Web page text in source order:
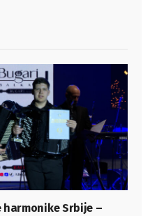
harmonike Srbije –